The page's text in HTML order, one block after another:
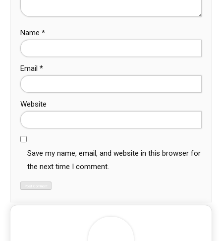
Name *
Email *
Website
Save my name, email, and website in this browser for
the next time I comment.